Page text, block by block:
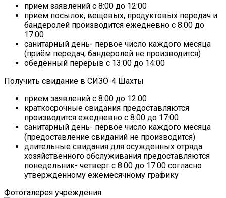
прием заявлений с 8:00 до 12:00
прием посылок, вещевых, продуктовых передач и
бандеролей производится ежедневно с 8:00 до
17:00
санитарный день- первое число каждого месяца
(приём передач, бандеролей не производится)
обеденный перерыв с 13:00 до 14:00
Получить свидание в СИЗО-4 Шахты
прием заявлений с 8:00 до 12:00
краткосрочные свидания предоставляются
производится ежедневно с 8:00 до 17:00
санитарный день- первое число каждого месяца
(предоставление свиданий не производится)
длительные свидания для осужденных отряда
хозяйственного обслуживания предоставляются
понедельник- четверг с 8:00 до 17:00 согласно
утвержденному ежемесячному графику
Фотогалерея учреждения